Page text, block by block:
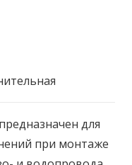
для
при монтаже